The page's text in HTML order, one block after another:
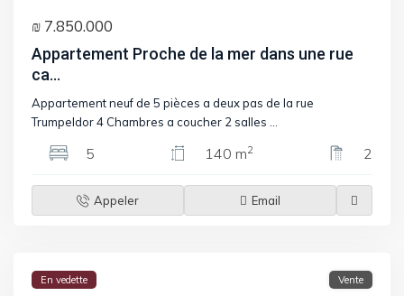
₪ 7.850.000
Appartement Proche de la mer dans une rue
ca...
Appartement neuf de 5 pièces a deux pas de la rue
Trumpeldor 4 Chambres a coucher 2 salles
5 140 m2 2
Appeler Email
En vedette Vente